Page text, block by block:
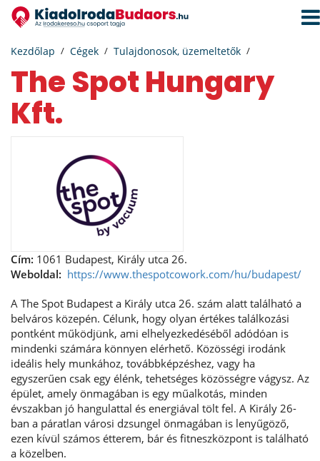
Kezdőlap Cégek Tulajdonosok, üzemeltetők
The Spot Hungary
Kft.
Cím: 1061 Budapest, Király utca 26.
Weboldal: https://www.thespotcowork.com/hu/budapest/
A The Spot Budapest a Király utca 26. szám alatt található a
belváros közepén. Célunk, hogy olyan értékes találkozási
pontként működjünk, ami elhelyezkedéséből adódóan is
mindenki számára könnyen elérhető. Közösségi irodánk
ideális hely munkához, továbbképzéshez, vagy ha
egyszerűen csak egy élénk, tehetséges közösségre vágysz. Az
épület, amely önmagában is egy műalkotás, minden
évszakban jó hangulattal és energiával tölt fel. A Király 26-
ban a páratlan városi dzsungel önmagában is lenyűgöző,
ezen kívül számos étterem, bár és fitneszközpont is található
a közelben.